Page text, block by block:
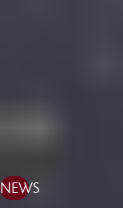
NEWS